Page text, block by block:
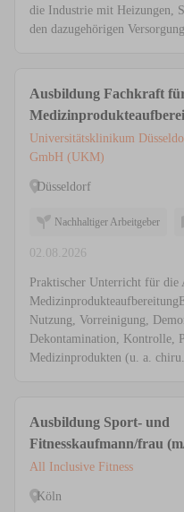
die Industrie mit Heizungen,
den dazugehörigen
Ausbildung Fachkraft
Universitätsklinikum
GmbH (UKM)
Düsseldorf
Nachhaltiger Arbeitgeber
02.08.2026
Praktischer Unterricht für
Nutzung, Vorreinigung,
Dekontamination, Kontrolle,
Medizinprodukten (u. a.
Ausbildung Sport- und
Fitnesskaufmann/frau
All Inclusive Fitness
Köln